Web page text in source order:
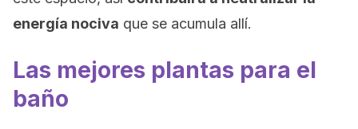
energía nociva que se acumula allí.
Las mejores plantas para el
baño